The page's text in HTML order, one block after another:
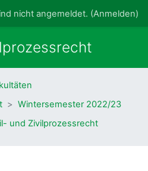
nicht angemeldet. (Anmelden)
Wintersemester 2022/23
und Zivilprozessrecht